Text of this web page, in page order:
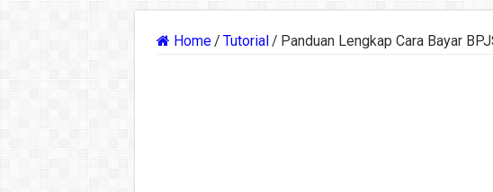
Home/ Tutorial/ Panduan Lengkap Cara Bayar